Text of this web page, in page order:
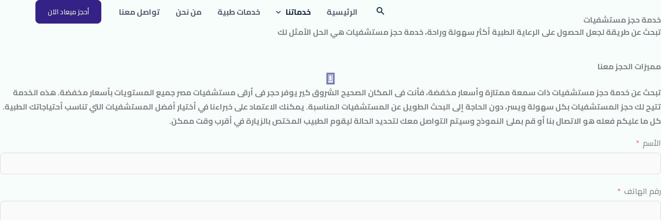
إلى
المحتوى
الرئيسية خدماتنا خدمات طبية من نحن تواصل معنا أحجز ميعاد الاَن
خدمة حجز مستشفيات
تبحث عن طريقة لجعل الحصول على الرعاية الطبية أكثر سهولة وراحة، خدمة حجز مستشفيات هي الحل الأمثل لك
مميزات الحجز معنا
تبحث عن خدمة حجز مستشفيات ذات سمعة ممتازة وأسعار مخفضة، فأنت فى المكان الصحيح الشروق كير يوفر حجر فى أرقى مستشفيات مصر جميع المستويات بأسعار مخفضة. هذه الخدمة
تتيح لك حجز المستشفيات بكل سهولة ويسر، دون الحاجة إلى البحث الطويل عن المستشفيات المناسبة. يمكنك الاعتماد على خبراءنا في أختيار أفضل المستشفيات التي تناسب أحتياجاتك الطبية.
كل ما عليكم فعله هو الاتصال بنا أو قم بملئ النموذج وسيتم التواصل معك لتحديد الحالة ليقوم الطبيب المختص بالزيارة في أقرب وقت ممكن.
الأسم
رقم الهاتف